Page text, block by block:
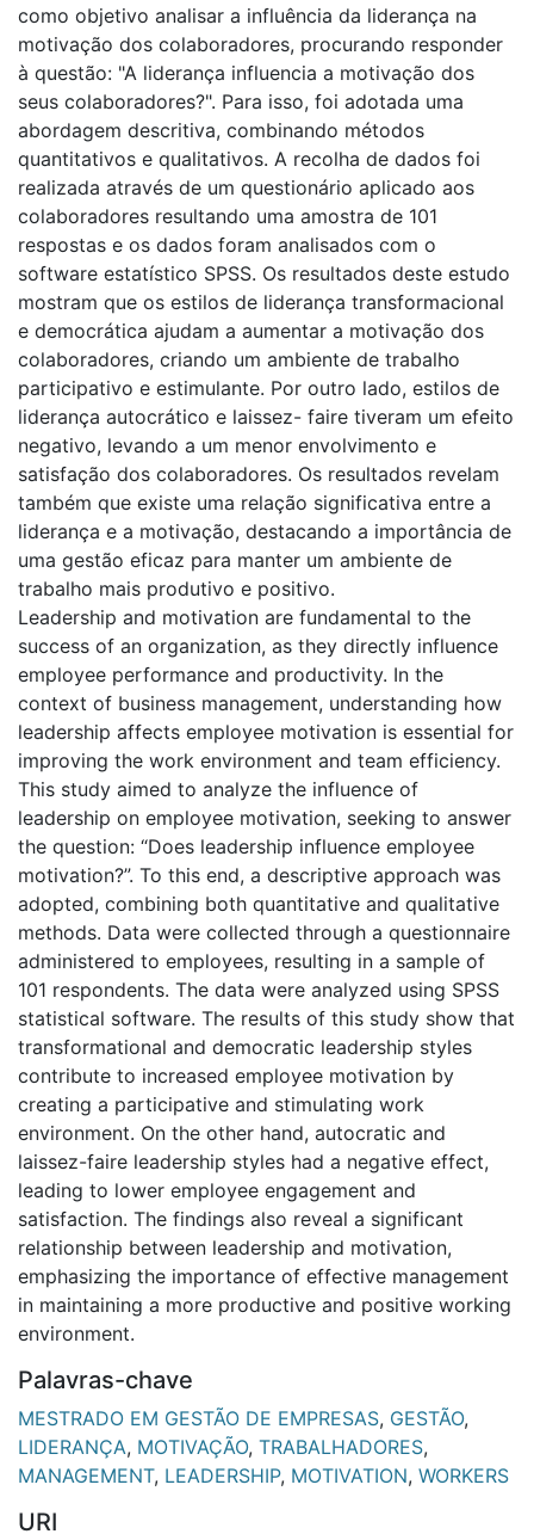
como objetivo analisar a influência da liderança na
motivação dos colaboradores, procurando responder
à questão: "A liderança influencia a motivação dos
seus colaboradores?". Para isso, foi adotada uma
abordagem descritiva, combinando métodos
quantitativos e qualitativos. A recolha de dados foi
realizada através de um questionário aplicado aos
colaboradores resultando uma amostra de 101
respostas e os dados foram analisados com o
software estatístico SPSS. Os resultados deste estudo
mostram que os estilos de liderança transformacional
e democrática ajudam a aumentar a motivação dos
colaboradores, criando um ambiente de trabalho
participativo e estimulante. Por outro lado, estilos de
liderança autocrático e laissez- faire tiveram um efeito
negativo, levando a um menor envolvimento e
satisfação dos colaboradores. Os resultados revelam
também que existe uma relação significativa entre a
liderança e a motivação, destacando a importância de
uma gestão eficaz para manter um ambiente de
trabalho mais produtivo e positivo.
Leadership and motivation are fundamental to the
success of an organization, as they directly influence
employee performance and productivity. In the
context of business management, understanding how
leadership affects employee motivation is essential for
improving the work environment and team efficiency.
This study aimed to analyze the influence of
leadership on employee motivation, seeking to answer
the question: “Does leadership influence employee
motivation?”. To this end, a descriptive approach was
adopted, combining both quantitative and qualitative
methods. Data were collected through a questionnaire
administered to employees, resulting in a sample of
101 respondents. The data were analyzed using SPSS
statistical software. The results of this study show that
transformational and democratic leadership styles
contribute to increased employee motivation by
creating a participative and stimulating work
environment. On the other hand, autocratic and
laissez-faire leadership styles had a negative effect,
leading to lower employee engagement and
satisfaction. The findings also reveal a significant
relationship between leadership and motivation,
emphasizing the importance of effective management
in maintaining a more productive and positive working
environment.
Palavras-chave
MESTRADO EM GESTÃO DE EMPRESAS, GESTÃO,
LIDERANÇA, MOTIVAÇÃO, TRABALHADORES,
MANAGEMENT, LEADERSHIP, MOTIVATION, WORKERS
URI